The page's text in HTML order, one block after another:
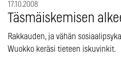
17.10.2008
Täsmäiskemisen
Rakkauden, ja vähän
Wuokko keräsi tieteen iskuvinkit.